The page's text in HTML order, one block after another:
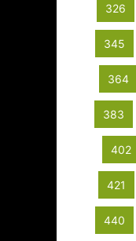
326
345
364
383
402
421
440